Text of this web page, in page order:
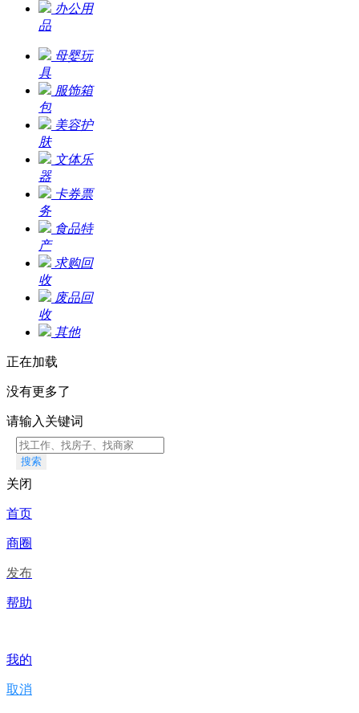
办公用
品
母婴玩
具
服饰箱
包
美容护
肤
文体乐
器
卡券票
务
食品特
产
求购回
收
废品回
收
其他
正在加载
没有更多了
请输入关键词
搜索
关闭
首页
商圈
发布
帮助
我的
取消